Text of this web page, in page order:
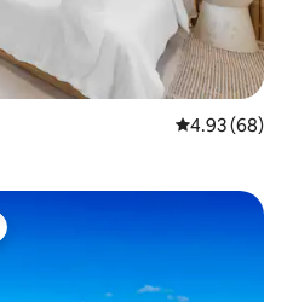
Calificación
4.93 (68)